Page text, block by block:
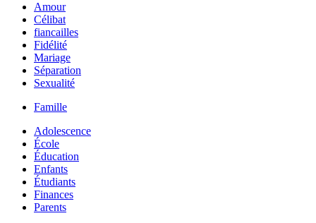
Amour
Célibat
fiancailles
Fidélité
Mariage
Séparation
Sexualité
Famille
Adolescence
École
Éducation
Enfants
Étudiants
Finances
Parents